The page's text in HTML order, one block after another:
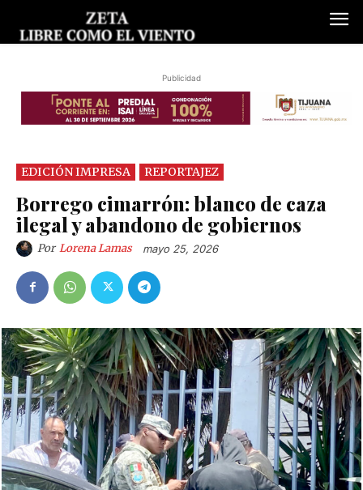
Publicidad
EDICIÓN IMPRESA REPORTAJEZ
Borrego cimarrón: blanco de caza
ilegal y abandono de gobiernos
Por Lorena Lamas mayo 25, 2026